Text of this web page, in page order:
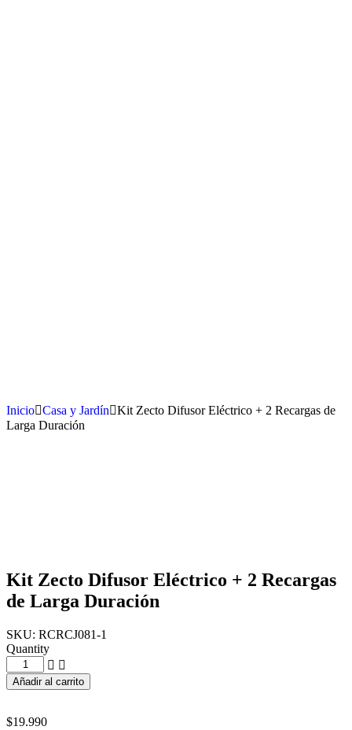
Inicio Casa y Jardín
Kit Zecto Difusor Eléctrico + 2 Recargas de
Larga Duración
Kit Zecto Difusor Eléctrico + 2 Recargas
de Larga Duración
SKU: RCRCJ081-1
Quantity
Añadir al carrito
$19.990